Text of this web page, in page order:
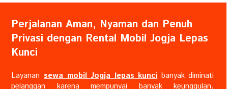
Perjalanan Aman, Nyaman dan Penuh
Privasi dengan Rental Mobil Jogja Lepas
Kunci
Layanan sewa mobil Jogja lepas kunci banyak diminati
pelanggan karena mempunyai banyak keunggulan.